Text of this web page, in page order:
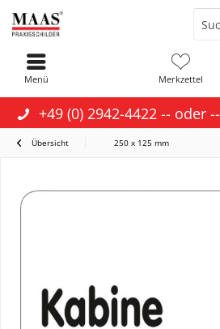
+49 (0) 2942-4422 -- oder --
Merkzettel
Menü
Übersicht 250 x 125 mm